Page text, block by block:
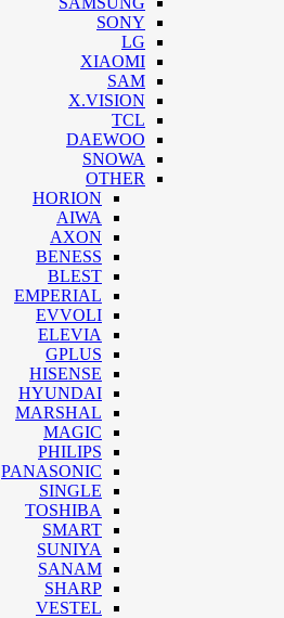
SONY
LG
XIAOMI
SAM
X.VISION
TCL
DAEWOO
SNOWA
OTHER
HORION
AIWA
AXON
BENESS
BLEST
EMPERIAL
EVVOLI
ELEVIA
GPLUS
HISENSE
HYUNDAI
MARSHAL
MAGIC
PHILIPS
PANASONIC
SINGLE
TOSHIBA
SMART
SUNIYA
SANAM
SHARP
VESTEL